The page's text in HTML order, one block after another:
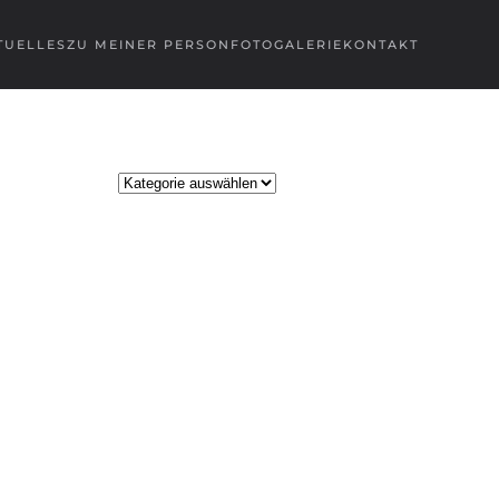
ZU MEINER PERSON FOTOGALERIE KONTAKT
Kategorien